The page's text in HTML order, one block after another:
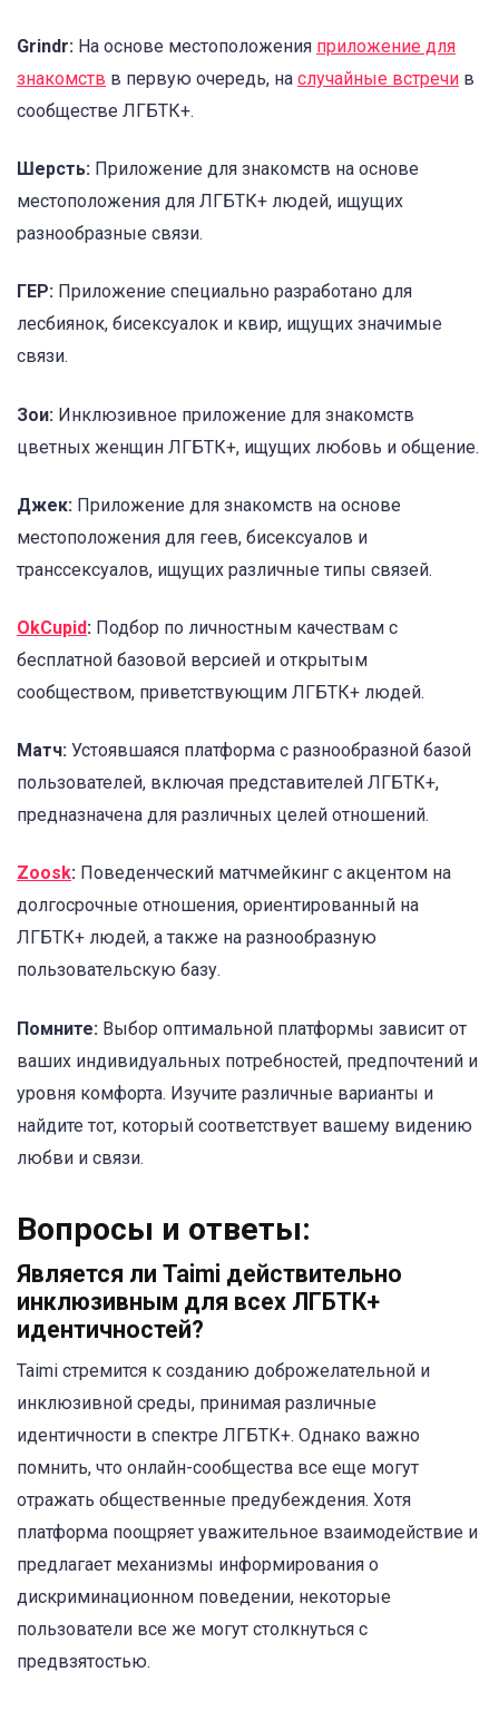
Grindr: На основе местоположения приложение для
знакомств в первую очередь, на случайные встречи в
сообществе ЛГБТК+.
Шерсть: Приложение для знакомств на основе
местоположения для ЛГБТК+ людей, ищущих
разнообразные связи.
ГЕР: Приложение специально разработано для
лесбиянок, бисексуалок и квир, ищущих значимые
связи.
Зои: Инклюзивное приложение для знакомств
цветных женщин ЛГБТК+, ищущих любовь и общение.
Джек: Приложение для знакомств на основе
местоположения для геев, бисексуалов и
транссексуалов, ищущих различные типы связей.
OkCupid: Подбор по личностным качествам с
бесплатной базовой версией и открытым
сообществом, приветствующим ЛГБТК+ людей.
Матч: Устоявшаяся платформа с разнообразной базой
пользователей, включая представителей ЛГБТК+,
предназначена для различных целей отношений.
Zoosk: Поведенческий матчмейкинг с акцентом на
долгосрочные отношения, ориентированный на
ЛГБТК+ людей, а также на разнообразную
пользовательскую базу.
Помните: Выбор оптимальной платформы зависит от
ваших индивидуальных потребностей, предпочтений и
уровня комфорта. Изучите различные варианты и
найдите тот, который соответствует вашему видению
любви и связи.
Вопросы и ответы:
Является ли Taimi действительно
инклюзивным для всех ЛГБТК+
идентичностей?
Taimi стремится к созданию доброжелательной и
инклюзивной среды, принимая различные
идентичности в спектре ЛГБТК+. Однако важно
помнить, что онлайн-сообщества все еще могут
отражать общественные предубеждения. Хотя
платформа поощряет уважительное взаимодействие и
предлагает механизмы информирования о
дискриминационном поведении, некоторые
пользователи все же могут столкнуться с
предвзятостью.